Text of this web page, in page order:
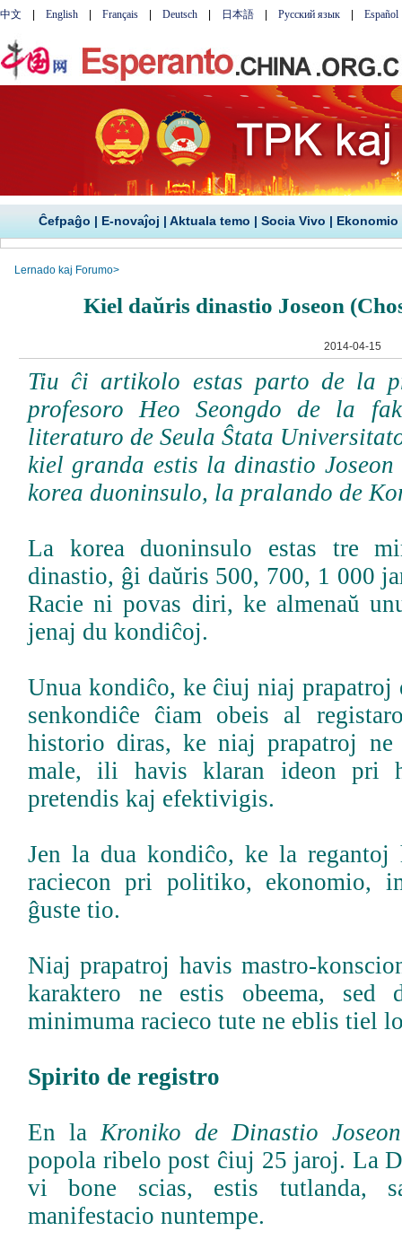
Ĉefpaĝo | E-novaĵoj | Aktuala temo | Socia Vivo | Ekonomio
Lernado kaj Forumo>
Kiel daŭris dinastio Joseon
2014-04-15
Tiu ĉi artikolo estas parto de la
profesoro Heo Seongdo de la
literaturo de Seula Ŝtata
kiel granda estis la dinastio
korea duoninsulo, la pralando de
La korea duoninsulo estas tre
dinastio, ĝi daŭris 500, 700, 1 000
Racie ni povas diri, ke almenaŭ
jenaj du kondiĉoj.
Unua kondiĉo, ke ĉiuj niaj
senkondiĉe ĉiam obeis al
historio diras, ke niaj prapatroj
male, ili havis klaran ideon
pretendis kaj efektivigis.
Jen la dua kondiĉo, ke la regantoj
raciecon pri politiko, ekonomio,
ĝuste tio.
Niaj prapatroj havis mastro-
karaktero ne estis obeema,
minimuma racieco tute ne eblis tiel
Spirito de registro
En laKroniko de Dinastio Joseon
popola ribelo post ĉiuj 25 jaroj. La
vi bone scias, estis tutlanda,
manifestacio nuntempe.